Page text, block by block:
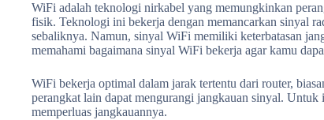
WiFi adalah teknologi nirkabel yang memungkinkan
fisik. Teknologi ini bekerja dengan memancarkan sinyal
sebaliknya. Namun, sinyal WiFi memiliki keterbatasan
memahami bagaimana sinyal WiFi bekerja agar kamu
WiFi bekerja optimal dalam jarak tertentu dari router,
perangkat lain dapat mengurangi jangkauan sinyal.
memperluas jangkauannya.